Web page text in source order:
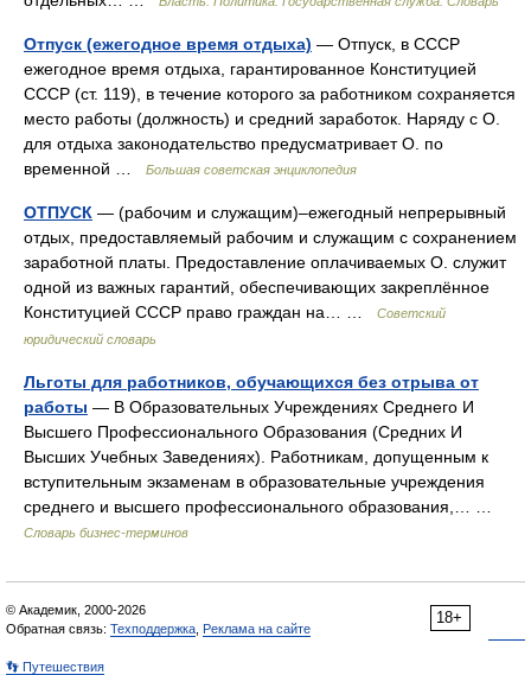
Отпуск (ежегодное время отдыха) — Отпуск, в СССР
ежегодное время отдыха, гарантированное Конституцией
СССР (ст. 119), в течение которого за работником сохраняется
место работы (должность) и средний заработок. Наряду с О.
для отдыха законодательство предусматривает О. по
временной …
Большая советская энциклопедия
ОТПУСК — (рабочим и служащим)–ежегодный непрерывный
отдых, предоставляемый рабочим и служащим с сохранением
заработной платы. Предоставление оплачиваемых О. служит
одной из важных гарантий, обеспечивающих закреплённое
Конституцией СССР право граждан на… …
Советский
юридический словарь
Льготы для работников, обучающихся без отрыва от
работы — В Образовательных Учреждениях Среднего И
Высшего Профессионального Образования (Средних И
Высших Учебных Заведениях). Работникам, допущенным к
вступительным экзаменам в образовательные учреждения
среднего и высшего профессионального образования,… …
Словарь бизнес-терминов
18+
© Академик, 2000-2026
Обратная связь: Техподдержка Реклама на сайте
👣 Путешествия